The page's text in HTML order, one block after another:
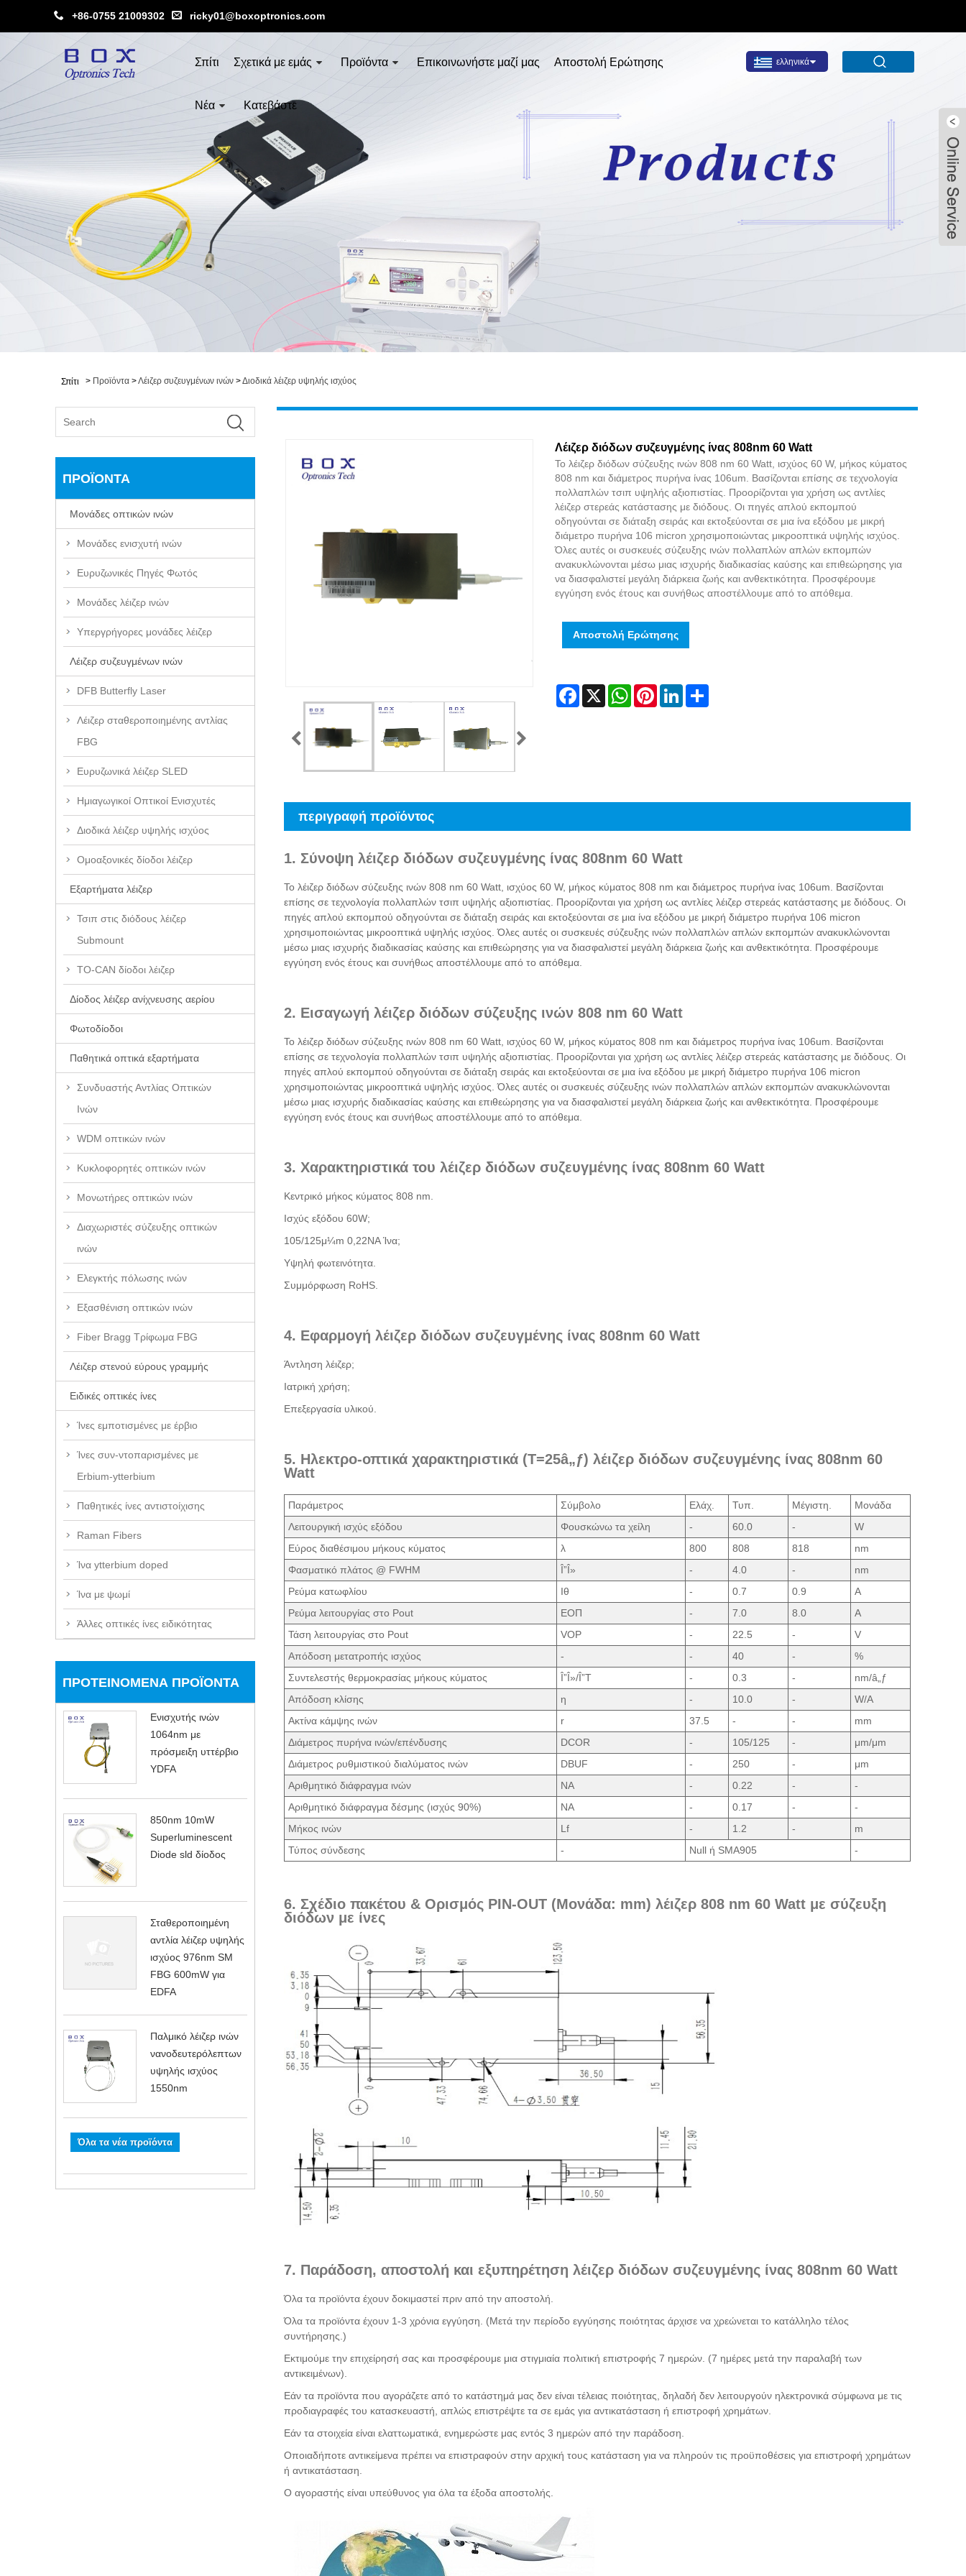
+86-0755 21009302 ricky01@boxoptronics.com
ελληνικά
Σπίτι Σχετικά με εμάς Προϊόντα Επικοινωνήστε μαζί μας Αποστολή Ερώτησης
Νέα Κατεβάστε
Σπίτι > Προϊόντα >Λέιζερ συζευγμένων ινών >Διοδικά λέιζερ υψηλής ισχύος
ΠΡΟΪΌΝΤΑ
Μονάδες οπτικών ινών
Μονάδες ενισχυτή ινών
Ευρυζωνικές Πηγές Φωτός
Μονάδες λέιζερ ινών
Υπεργρήγορες μονάδες λέιζερ
Λέιζερ συζευγμένων ινών
DFB Butterfly Laser
Λέιζερ σταθεροποιημένης αντλίας
FBG
Ευρυζωνικά λέιζερ SLED
Ημιαγωγικοί Οπτικοί Ενισχυτές
Διοδικά λέιζερ υψηλής ισχύος
Ομοαξονικές δίοδοι λέιζερ
Εξαρτήματα λέιζερ
Τσιπ στις διόδους λέιζερ
Submount
TO-CAN δίοδοι λέιζερ
Δίοδος λέιζερ ανίχνευσης αερίου
Φωτοδίοδοι
Παθητικά οπτικά εξαρτήματα
Συνδυαστής Αντλίας Οπτικών
Ινών
WDM οπτικών ινών
Κυκλοφορητές οπτικών ινών
Μονωτήρες οπτικών ινών
Διαχωριστές σύζευξης οπτικών
ινών
Ελεγκτής πόλωσης ινών
Εξασθένιση οπτικών ινών
Fiber Bragg Τρίφωμα FBG
Λέιζερ στενού εύρους γραμμής
Ειδικές οπτικές ίνες
Ίνες εμποτισμένες με έρβιο
Ίνες συν-ντοπαρισμένες με
Erbium-ytterbium
Παθητικές ίνες αντιστοίχισης
Raman Fibers
Ίνα ytterbium doped
Ίνα με ψωμί
Άλλες οπτικές ίνες ειδικότητας
ΠΡΟΤΕΙΝΌΜΕΝΑ ΠΡΟΪΌΝΤΑ
Ενισχυτής ινών
1064nm με
πρόσμειξη υττέρβιο
YDFA
850nm 10mW
Superluminescent
Diode sld δίοδος
Σταθεροποιημένη
αντλία λέιζερ υψηλής
ισχύος 976nm SM
FBG 600mW για
EDFA
Παλμικό λέιζερ ινών
νανοδευτερόλεπτων
υψηλής ισχύος
1550nm
Όλα τα νέα προϊόντα
Λέιζερ διόδων συζευγμένης ίνας 808nm 60 Watt
Το λέιζερ διόδων σύζευξης ινών 808 nm 60 Watt, ισχύος 60 W, μήκος κύματος
808 nm και διάμετρος πυρήνα ίνας 106um. Βασίζονται επίσης σε τεχνολογία
πολλαπλών τσιπ υψηλής αξιοπιστίας. Προορίζονται για χρήση ως αντλίες
λέιζερ στερεάς κατάστασης με διόδους. Οι πηγές απλού εκπομπού
οδηγούνται σε διάταξη σειράς και εκτοξεύονται σε μια ίνα εξόδου με μικρή
διάμετρο πυρήνα 106 micron χρησιμοποιώντας μικροοπτικά υψηλής ισχύος.
Όλες αυτές οι συσκευές σύζευξης ινών πολλαπλών απλών εκπομπών
ανακυκλώνονται μέσω μιας ισχυρής διαδικασίας καύσης και επιθεώρησης για
να διασφαλιστεί μεγάλη διάρκεια ζωής και ανθεκτικότητα. Προσφέρουμε
εγγύηση ενός έτους και συνήθως αποστέλλουμε από το απόθεμα.
Αποστολή Ερώτησης
Facebook
X WhatsAppPinterestLinkedInShare
περιγραφή προϊόντος
1. Σύνοψη λέιζερ διόδων συζευγμένης ίνας 808nm 60 Watt
Το λέιζερ διόδων σύζευξης ινών 808 nm 60 Watt, ισχύος 60 W, μήκος κύματος 808 nm και διάμετρος πυρήνα ίνας 106um. Βασίζονται
επίσης σε τεχνολογία πολλαπλών τσιπ υψηλής αξιοπιστίας. Προορίζονται για χρήση ως αντλίες λέιζερ στερεάς κατάστασης με διόδους. Οι
πηγές απλού εκπομπού οδηγούνται σε διάταξη σειράς και εκτοξεύονται σε μια ίνα εξόδου με μικρή διάμετρο πυρήνα 106 micron
χρησιμοποιώντας μικροοπτικά υψηλής ισχύος. Όλες αυτές οι συσκευές σύζευξης ινών πολλαπλών απλών εκπομπών ανακυκλώνονται
μέσω μιας ισχυρής διαδικασίας καύσης και επιθεώρησης για να διασφαλιστεί μεγάλη διάρκεια ζωής και ανθεκτικότητα. Προσφέρουμε
εγγύηση ενός έτους και συνήθως αποστέλλουμε από το απόθεμα.
2. Εισαγωγή λέιζερ διόδων σύζευξης ινών 808 nm 60 Watt
Το λέιζερ διόδων σύζευξης ινών 808 nm 60 Watt, ισχύος 60 W, μήκος κύματος 808 nm και διάμετρος πυρήνα ίνας 106um. Βασίζονται
επίσης σε τεχνολογία πολλαπλών τσιπ υψηλής αξιοπιστίας. Προορίζονται για χρήση ως αντλίες λέιζερ στερεάς κατάστασης με διόδους. Οι
πηγές απλού εκπομπού οδηγούνται σε διάταξη σειράς και εκτοξεύονται σε μια ίνα εξόδου με μικρή διάμετρο πυρήνα 106 micron
χρησιμοποιώντας μικροοπτικά υψηλής ισχύος. Όλες αυτές οι συσκευές σύζευξης ινών πολλαπλών απλών εκπομπών ανακυκλώνονται
μέσω μιας ισχυρής διαδικασίας καύσης και επιθεώρησης για να διασφαλιστεί μεγάλη διάρκεια ζωής και ανθεκτικότητα. Προσφέρουμε
εγγύηση ενός έτους και συνήθως αποστέλλουμε από το απόθεμα.
3. Χαρακτηριστικά του λέιζερ διόδων συζευγμένης ίνας 808nm 60 Watt
Κεντρικό μήκος κύματος 808 nm.
Ισχύς εξόδου 60W;
105/125μ¼m 0,22NA Ίνα;
Υψηλή φωτεινότητα.
Συμμόρφωση RoHS.
4. Εφαρμογή λέιζερ διόδων συζευγμένης ίνας 808nm 60 Watt
Άντληση λέιζερ;
Ιατρική χρήση;
Επεξεργασία υλικού.
5. Ηλεκτρο-οπτικά χαρακτηριστικά (T=25â„ƒ) λέιζερ διόδων συζευγμένης ίνας 808nm 60
Watt
Παράμετρος Σύμβολο Ελάχ. Τυπ. Μέγιστη.
Μονάδα
Λειτουργική ισχύς εξόδου
Φουσκώνω τα χείλη - 60.0 -
W
Εύρος διαθέσιμου μήκους κύματος
λ 800 808 818
nm
Φασματικό πλάτος @ FWHM
Î”Î» - 4.0 -
nm
Ρεύμα κατωφλίου
Ιθ - 0.7 0.9
A
Ρεύμα λειτουργίας στο Pout
ΕΟΠ - 7.0 8.0
A
Τάση λειτουργίας στο Pout
VOP - 22.5 -
V
Απόδοση μετατροπής ισχύος
- - 40 -
%
Συντελεστής θερμοκρασίας μήκους κύματος
Î”Î»/Î”T - 0.3 -
nm/â„ƒ
Απόδοση κλίσης
η - 10.0 -
W/A
Ακτίνα κάμψης ινών
r 37.5 - -
mm
Διάμετρος πυρήνα ινών/επένδυσης
DCOR - 105/125 -
μm/μm
Διάμετρος ρυθμιστικού διαλύματος ινών
DBUF - 250 -
μm
Αριθμητικό διάφραγμα ινών
ΝΑ - 0.22 -
-
Αριθμητικό διάφραγμα δέσμης (ισχύς 90%)
ΝΑ - 0.17 -
-
Μήκος ινών
Lf - 1.2 -
m
Τύπος σύνδεσης
- Null ή SMA905 -
6. Σχέδιο πακέτου & Ορισμός PIN-OUT (Μονάδα: mm) λέιζερ 808 nm 60 Watt με σύζευξη
διόδων με ίνες
7. Παράδοση, αποστολή και εξυπηρέτηση λέιζερ διόδων συζευγμένης ίνας 808nm 60 Watt
Όλα τα προϊόντα έχουν δοκιμαστεί πριν από την αποστολή.
Όλα τα προϊόντα έχουν 1-3 χρόνια εγγύηση. (Μετά την περίοδο εγγύησης ποιότητας άρχισε να χρεώνεται το κατάλληλο τέλος
συντήρησης.)
Εκτιμούμε την επιχείρησή σας και προσφέρουμε μια στιγμιαία πολιτική επιστροφής 7 ημερών. (7 ημέρες μετά την παραλαβή των
αντικειμένων).
Εάν τα προϊόντα που αγοράζετε από το κατάστημά μας δεν είναι τέλειας ποιότητας, δηλαδή δεν λειτουργούν ηλεκτρονικά σύμφωνα με τις
προδιαγραφές του κατασκευαστή, απλώς επιστρέψτε τα σε εμάς για αντικατάσταση ή επιστροφή χρημάτων.
Εάν τα στοιχεία είναι ελαττωματικά, ενημερώστε μας εντός 3 ημερών από την παράδοση.
Οποιαδήποτε αντικείμενα πρέπει να επιστραφούν στην αρχική τους κατάσταση για να πληρούν τις προϋποθέσεις για επιστροφή χρημάτων
ή αντικατάσταση.
Ο αγοραστής είναι υπεύθυνος για όλα τα έξοδα αποστολής.